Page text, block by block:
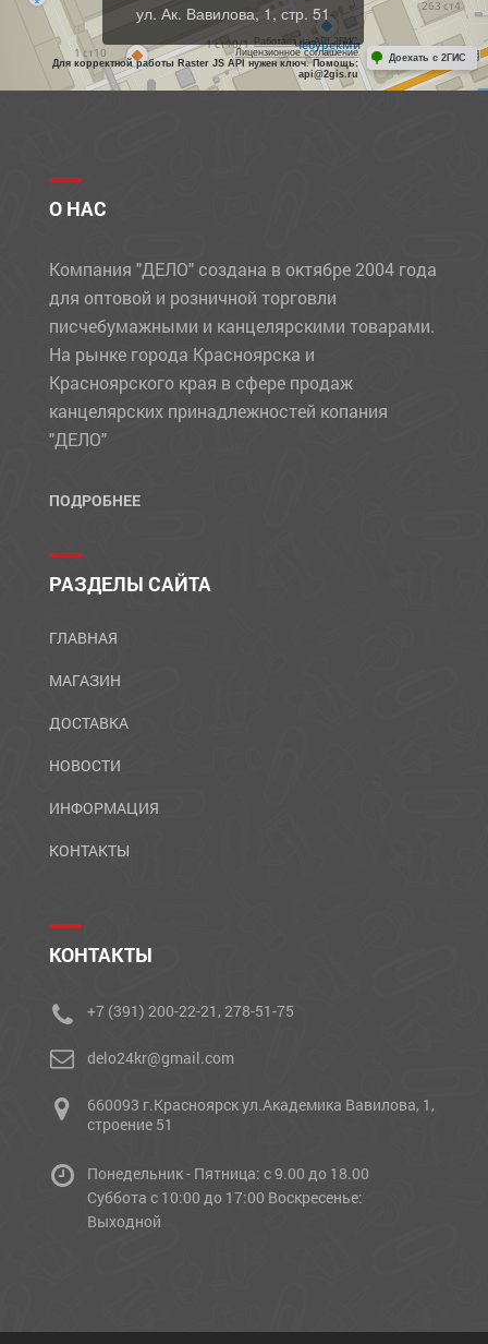
ул. Ак. Вавилова, 1, стр. 51
Работает на API 2ГИС
Лицензионное соглашение
Для корректной работы Raster JS API нужен ключ. Помощь:
api@2gis.ru
Доехать с 2ГИС
О НАС
Компания "ДЕЛО" создана в октябре 2004 года
для оптовой и розничной торговли
писчебумажными и канцелярскими товарами.
На рынке города Красноярска и
Красноярского края в сфере продаж
канцелярских принадлежностей копания
"ДЕЛО"
ПОДРОБНЕЕ
РАЗДЕЛЫ САЙТА
ГЛАВНАЯ
МАГАЗИН
ДОСТАВКА
НОВОСТИ
ИНФОРМАЦИЯ
КОНТАКТЫ
КОНТАКТЫ
+7 (391) 200-22-21, 278-51-75
delo24kr@gmail.com
660093 г.Красноярск ул.Академика Вавилова, 1,
строение 51
Понедельник - Пятница: с 9.00 до 18.00
Cуббота с 10:00 до 17:00 Воскресенье:
Выходной